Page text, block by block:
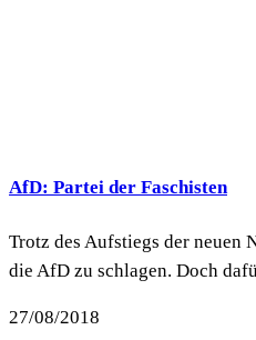
AfD: Partei der Faschisten
Trotz des Aufstiegs der neuen
die AfD zu schlagen. Doch
27/08/2018